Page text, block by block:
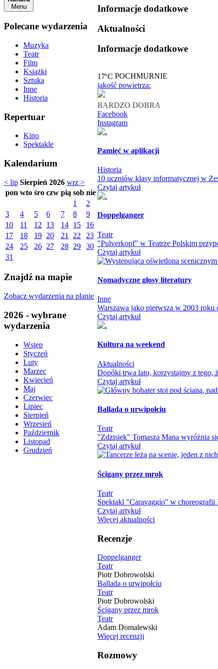
Menu
Polecane wydarzenia
Muzyka
Teatr
Film
Książki
Sztuka
Inne
Historia
Repertuar
Kino
Spektakle
Kalendarium
< lip Sierpień 2026 wrz >
pon wto śro czw pią sob nie
1
2
3
4 5 6 7 8
9
10
11 12 13 14 15
16
17
18 19 20 21 22
23
24
25 26 27 28 29
30
31
Znajdź na mapie
Zobacz wydarzenia na planie
2026 - wybrane
wydarzenia
Wstęp
Styczeń
Luty
Marzec
Kwiecień
Maj
Czerwiec
Lipiec
Sierpień
Wrzesień
Październik
Listopad
Grudzień
Informacje dodatkowe
Aktualności
Informacje dodatkowe
17oC POCHMURNIE
jakość powietrza:
BARDZO DOBRA
Facebook
Instagram
Pamięć w aplikacji
Historia
10 uczniów klasy informatycznej w
Czytaj artykuł
Doppelganger
Teatr
"Pulverkopf" w Teatrze Polskim
Czytaj artykuł
Nomadyczne głosy literatury
Inne
Warszawa jako pierwsza w 2003 roku
Czytaj artykuł
Kultura na weekend
Aktualności
Dopóki trwa lato, korzystajmy z tego,
Czytaj artykuł
Ballada o urwipołciu
Teatr
"Zdzisiek" Tomasza Mana wyróżnia
Czytaj artykuł
Ścigany przez mrok
Teatr
Spektakl "Caravaggio" w choreografii
Czytaj artykuł
Więcej aktualności
Recenzje
Doppelganger
Teatr
Piotr Dobrowolski
Ballada o urwipołciu
Teatr
Piotr Dobrowolski
Ścigany przez mrok
Teatr
Adam Domalewski
Więcej recenzji
Rozmowy